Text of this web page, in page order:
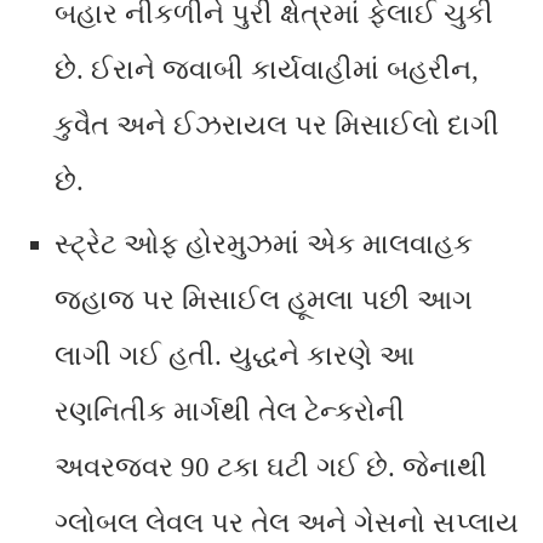
બહાર નીકળીને પુરી ક્ષેત્રમાં ફેલાઈ ચુકી
છે. ઈરાને જવાબી કાર્યવાહીમાં બહરીન,
કુવૈત અને ઈઝરાયલ પર મિસાઈલો દાગી
છે.
સ્ટ્રેટ ઓફ હોરમુઝમાં એક માલવાહક
જહાજ પર મિસાઈલ હૂમલા પછી આગ
લાગી ગઈ હતી. યુદ્ધને કારણે આ
રણનિતીક માર્ગથી તેલ ટેન્કરોની
અવરજવર 90 ટકા ઘટી ગઈ છે. જેનાથી
ગ્લોબલ લેવલ પર તેલ અને ગેસનો સપ્લાય